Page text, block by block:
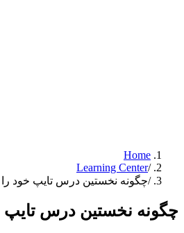
Home
/
Learning Center
/چگونه نخستین درس تایپ خود را
چگونه نخستین درس تایپ